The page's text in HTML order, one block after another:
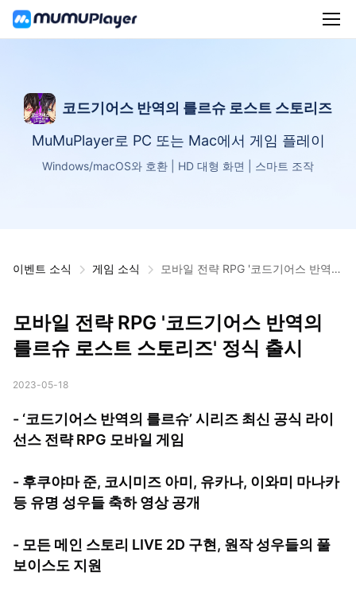
코드기어스 반역의 를르슈 로스트 스토리즈
MuMuPlayer로 PC 또는 Mac에서 게임 플레이
Windows/macOS와 호환 | HD 대형 화면 | 스마트 조작
이벤트 소식 게임 소식
모바일 전략 RPG '코드기어스 반역의
모바일 전략 RPG '코드기어스 반역의
를르슈 로스트 스토리즈' 정식 출시
2023-05-18
- ‘코드기어스 반역의 를르슈’ 시리즈 최신 공식 라이
선스 전략 RPG 모바일 게임
- 후쿠야마 준, 코시미즈 아미, 유카나, 이와미 마나카
등 유명 성우들 축하 영상 공개
- 모든 메인 스토리 LIVE 2D 구현, 원작 성우들의 풀
보이스도 지원